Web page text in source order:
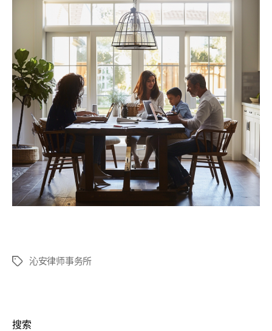
沁安律师事务所
搜索